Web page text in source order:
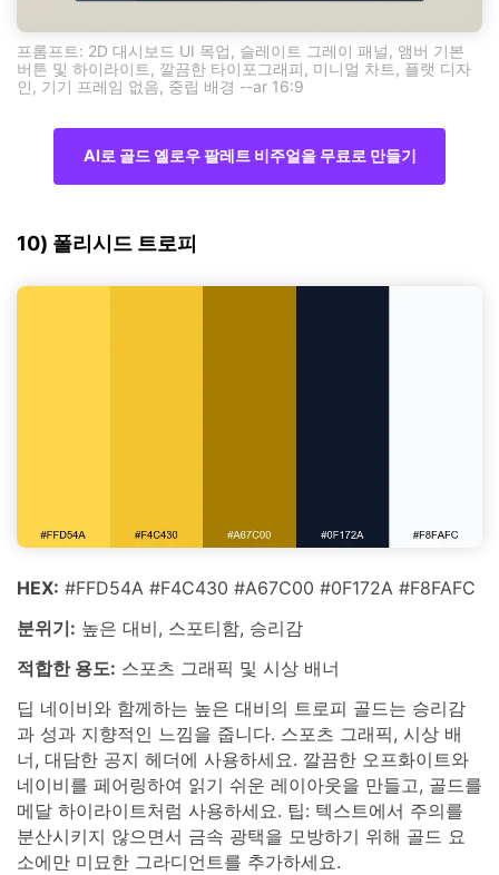
프롬프트: 2D 대시보드 UI 목업, 슬레이트 그레이 패널, 앰버 기본
버튼 및 하이라이트, 깔끔한 타이포그래피, 미니멀 차트, 플랫 디자
인, 기기 프레임 없음, 중립 배경 --ar 16:9
AI로 골드 옐로우 팔레트 비주얼을 무료로 만들기
10) 폴리시드 트로피
HEX: #FFD54A #F4C430 #A67C00 #0F172A #F8FAFC
분위기: 높은 대비, 스포티함, 승리감
적합한 용도: 스포츠 그래픽 및 시상 배너
딥 네이비와 함께하는 높은 대비의 트로피 골드는 승리감
과 성과 지향적인 느낌을 줍니다. 스포츠 그래픽, 시상 배
너, 대담한 공지 헤더에 사용하세요. 깔끔한 오프화이트와
네이비를 페어링하여 읽기 쉬운 레이아웃을 만들고, 골드를
메달 하이라이트처럼 사용하세요. 팁: 텍스트에서 주의를
분산시키지 않으면서 금속 광택을 모방하기 위해 골드 요
소에만 미묘한 그라디언트를 추가하세요.